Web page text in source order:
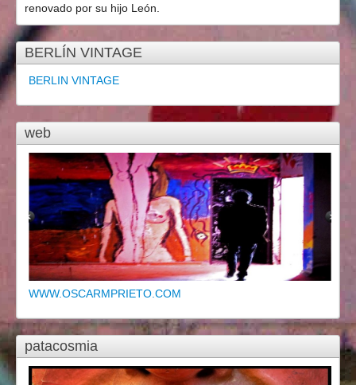
renovado por su hijo León.
BERLÍN VINTAGE
BERLIN VINTAGE
web
WWW.OSCARMPRIETO.COM
patacosmia